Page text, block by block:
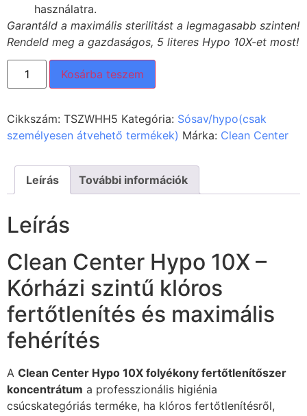
használatra.
Garantáld a maximális sterilitást a legmagasabb szinten!
Rendeld meg a gazdaságos, 5 literes Hypo 10X-et most!
Kosárba teszem
Cikkszám: TSZWHH5 Kategória: Sósav/hypo(csak
személyesen átvehető termékek) Márka: Clean Center
Leírás További információk
Leírás
Clean Center Hypo 10X –
Kórházi szintű klóros
fertőtlenítés és maximális
fehérítés
A Clean Center Hypo 10X folyékony fertőtlenítőszer
koncentrátum a professzionális higiénia
csúcskategóriás terméke, ha klóros fertőtlenítésről,